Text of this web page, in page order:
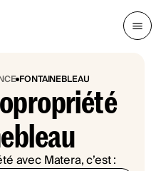
FONTAINEBLEAU
avec Matera, c’est :